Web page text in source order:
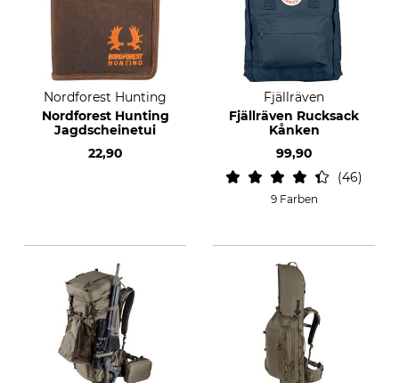
Nordforest Hunting
Nordforest Hunting
Jagdscheinetui
22,90
Fjällräven
Fjällräven Rucksack
Kånken
99,90
46
9 Farben